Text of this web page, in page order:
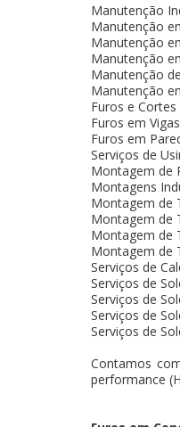
Manutenção
Manutenção
Manutenção
Manutenção
Manutenção
Manutenção
Furos e
Furos em
Furos em
Serviços de
Montagem de
Montagens
Montagem de
Montagem de
Montagem de
Montagem de
Serviços de
Serviços de
Serviços de
Serviços de
Serviços de
Contamos
performance